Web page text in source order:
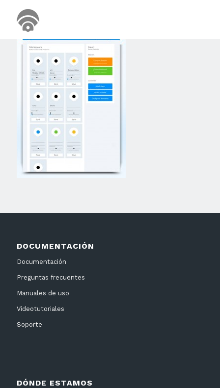
DOCUMENTACIÓN
Documentación
Preguntas frecuentes
Manuales de uso
Videotutoriales
Soporte
DÓNDE ESTAMOS